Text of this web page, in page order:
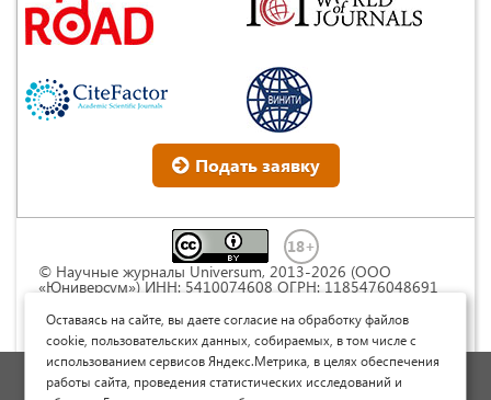
Подать заявку
© Научные журналы Universum, 2013-2026 (ООО
«Юниверсум») ИНН: 5410074608 ОГРН: 1185476048691
Commons « Attribution» («Атрибуция») 4.0
Непортированная
Политика обработки персональных данных
Оставаясь на сайте, вы даете согласие на обработку файлов
cookie, пользовательских данных, собираемых, в том числе с
использованием сервисов Яндекс.Метрика, в целях обеспечения
работы сайта, проведения статистических исследований и